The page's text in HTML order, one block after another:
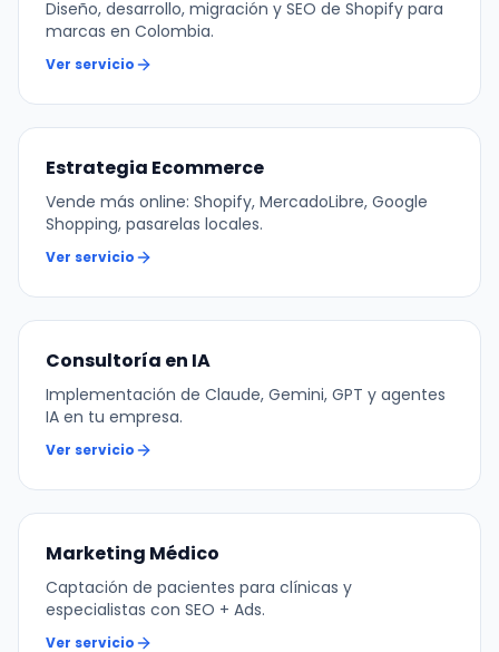
Diseño, desarrollo, migración y SEO de Shopify para
marcas en Colombia.
Ver servicio
Estrategia Ecommerce
Vende más online: Shopify, MercadoLibre, Google
Shopping, pasarelas locales.
Ver servicio
Consultoría en IA
Implementación de Claude, Gemini, GPT y agentes
IA en tu empresa.
Ver servicio
Marketing Médico
Captación de pacientes para clínicas y
especialistas con SEO + Ads.
Ver servicio